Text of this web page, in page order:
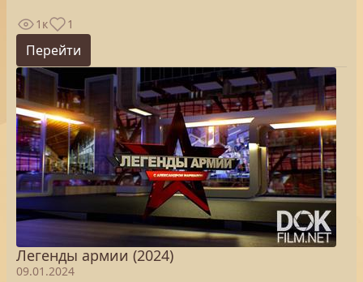
1к 1
Перейти
Легенды армии (2024)
09.01.2024